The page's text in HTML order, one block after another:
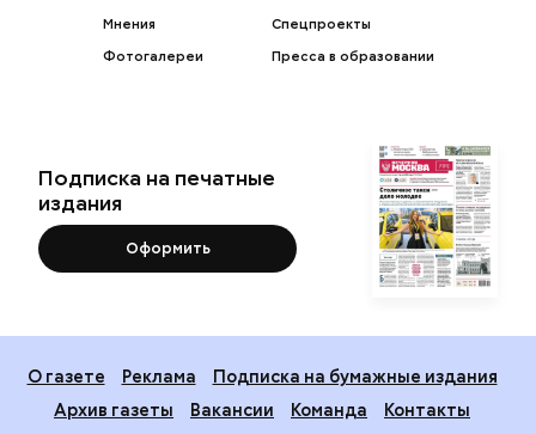
Мнения
Фотогалереи
Спецпроекты
Пресса в образовании
Подписка на печатные
издания
Оформить
О газете Реклама
Подписка на бумажные издания
Архив газеты
Вакансии Команда
Контакты